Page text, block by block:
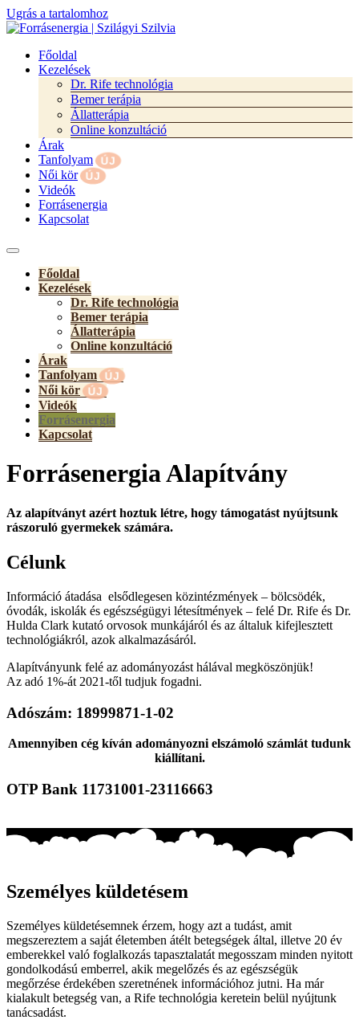
Ugrás a tartalomhoz
Főoldal
Kezelések
Dr. Rife technológia
Bemer terápia
Állatterápia
Online konzultáció
Árak
Tanfolyam
Női kör
Videók
Forrásenergia
Kapcsolat
Főoldal
Kezelések
Dr. Rife technológia
Bemer terápia
Állatterápia
Online konzultáció
Árak
Tanfolyam
Női kör
Videók
Forrásenergia
Kapcsolat
Forrásenergia Alapítvány
Az alapítványt azért hoztuk létre, hogy támogatást nyújtsunk
rászoruló gyermekek számára.
Célunk
Információ átadása elsődlegesen közintézmények – bölcsödék,
óvodák, iskolák és egészségügyi létesítmények – felé Dr. Rife és Dr.
Hulda Clark kutató orvosok munkájáról és az általuk kifejlesztett
technológiákról, azok alkalmazásáról.
Alapítványunk felé az adományozást hálával megköszönjük!
Az adó 1%-át 2021-től tudjuk fogadni.
Adószám: 18999871-1-02
Amennyiben cég kíván adományozni elszámoló számlát tudunk
kiállítani.
OTP Bank 11731001-23116663
Személyes küldetésem
Személyes küldetésemnek érzem, hogy azt a tudást, amit
megszereztem a saját életemben átélt betegségek által, illetve 20 év
emberekkel való foglalkozás tapasztalatát megosszam minden nyitott
gondolkodású emberrel, akik megelőzés és az egészségük
megőrzése érdekében szeretnének információhoz jutni. Ha már
kialakult betegség van, a Rife technológia keretein belül nyújtunk
tanácsadást.